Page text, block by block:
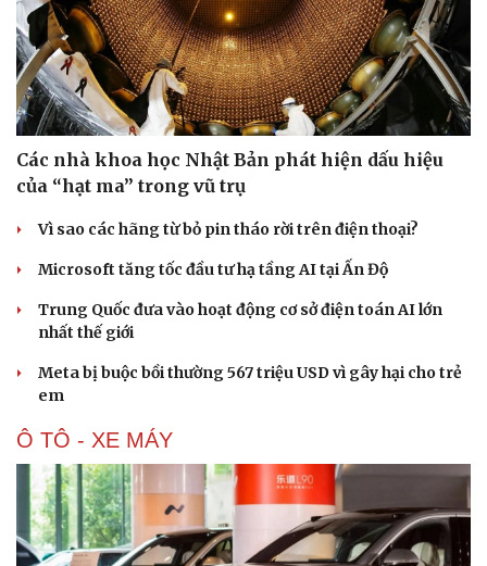
Di sản
Các nhà khoa học Nhật Bản phát hiện dấu hiệu
của “hạt ma” trong vũ trụ
Vì sao các hãng từ bỏ pin tháo rời trên điện thoại?
Microsoft tăng tốc đầu tư hạ tầng AI tại Ấn Độ
Trung Quốc đưa vào hoạt động cơ sở điện toán AI lớn
nhất thế giới
Meta bị buộc bồi thường 567 triệu USD vì gây hại cho trẻ
em
Ô TÔ - XE MÁY